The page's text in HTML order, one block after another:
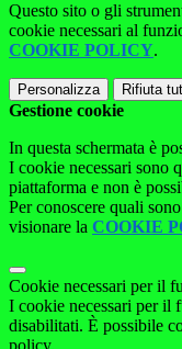
Questo sito o gli
cookie necessari al
COOKIE POLICY.
Personalizza Rifiuta
Gestione cookie
In questa schermata è
I cookie necessari sono
piattaforma e non è
Per conoscere quali
visionare la COOKIE
Cookie necessari per il
I cookie necessari per il
disabilitati. È possibile